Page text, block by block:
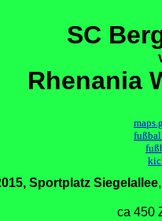
SC
Rhenania
Sportplatz Siegelallee
ca 450